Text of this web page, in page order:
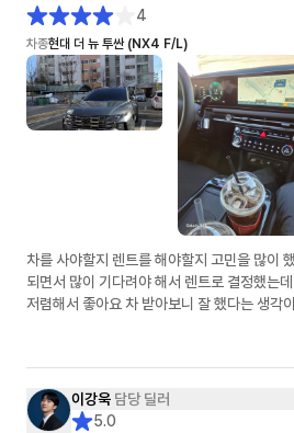
4
차종현대 더 뉴 투싼 (NX4 F/L)
차를 사야할지 렌트를 해야할지 고민을 많이
되면서 많이 기다려야 해서 렌트로 결정했는
저렴해서 좋아요 차 받아보니 잘 했다는 생각
이강욱 담당 딜러
5.0